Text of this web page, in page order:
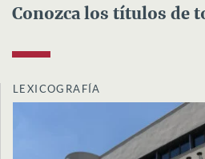
Conozca los títulos de
LEXICOGRAFÍA